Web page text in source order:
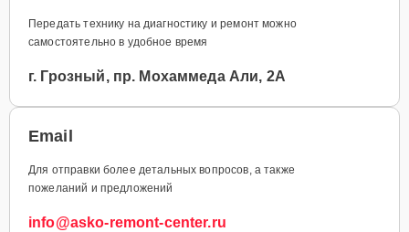
Передать технику на диагностику и ремонт можно
самостоятельно в удобное время
г. Грозный, пр. Мохаммеда Али, 2А
Email
Для отправки более детальных вопросов, а также
пожеланий и предложений
info@asko-remont-center.ru